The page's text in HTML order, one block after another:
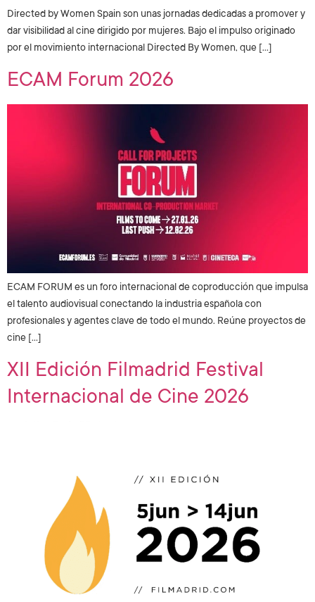
Directed by Women Spain son unas jornadas dedicadas a promover y
dar visibilidad al cine dirigido por mujeres. Bajo el impulso originado
por el movimiento internacional Directed By Women, que […]
ECAM Forum 2026
ECAM FORUM es un foro internacional de coproducción que impulsa
el talento audiovisual conectando la industria española con
profesionales y agentes clave de todo el mundo. Reúne proyectos de
cine […]
XII Edición Filmadrid Festival
Internacional de Cine 2026